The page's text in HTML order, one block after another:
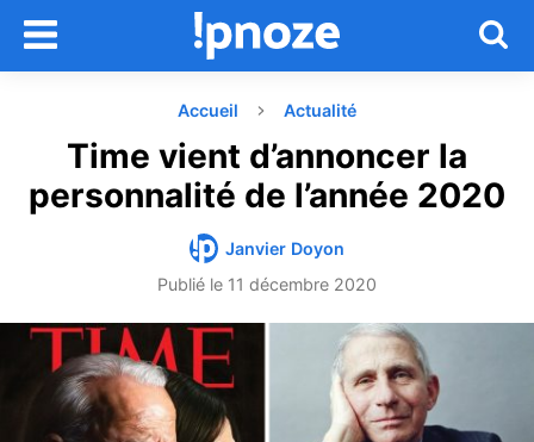
Accueil Actualité
Time vient d’annoncer la
personnalité de l’année 2020
Janvier Doyon
Publié le 11 décembre 2020